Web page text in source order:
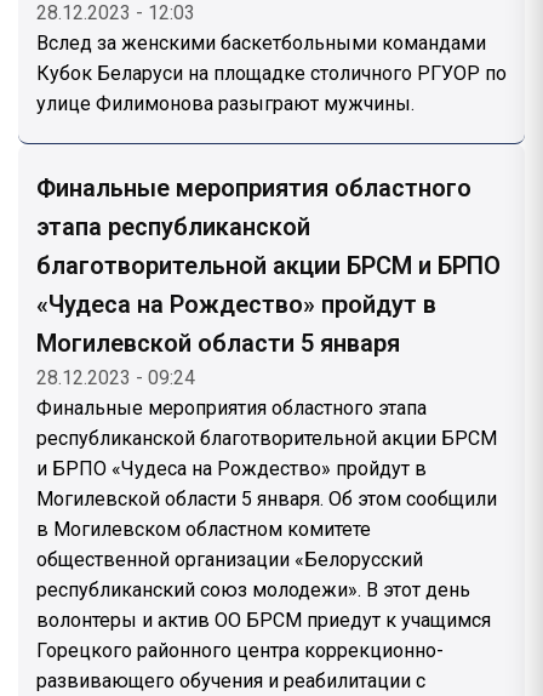
28.12.2023 - 12:03
Вслед за женскими баскетбольными командами
Кубок Беларуси на площадке столичного РГУОР по
улице Филимонова разыграют мужчины.
Финальные мероприятия областного
этапа республиканской
благотворительной акции БРСМ и БРПО
«Чудеса на Рождество» пройдут в
Могилевской области 5 января
28.12.2023 - 09:24
Финальные мероприятия областного этапа
республиканской благотворительной акции БРСМ
и БРПО «Чудеса на Рождество» пройдут в
Могилевской области 5 января. Об этом сообщили
в Могилевском областном комитете
общественной организации «Белорусский
республиканский союз молодежи». В этот день
волонтеры и актив ОО БРСМ приедут к учащимся
Горецкого районного центра коррекционно-
развивающего обучения и реабилитации с